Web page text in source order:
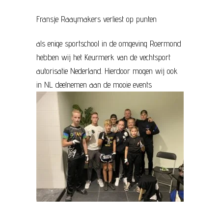
Fransje Raaymakers verliest op punten
als enige sportschool in de omgeving Roermond
hebben wij het Keurmerk van de vechtsport
autorisatie Nederland. Hierdoor mogen wij ook
in NL deelnemen aan de mooie events